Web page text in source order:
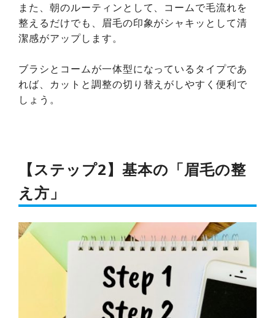
また、朝のルーティンとして、コームで毛流れを
整えるだけでも、眉毛の印象がシャキッとして清
潔感がアップします。
ブラシとコームが一体型になっているタイプであ
れば、カットと調整の切り替えがしやすく便利で
しょう。
【ステップ2】基本の「眉毛の整
え方」